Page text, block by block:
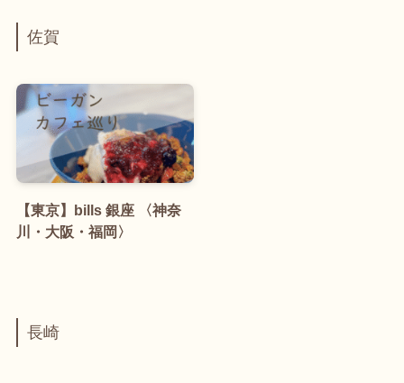
佐賀
【東京】bills 銀座 〈神奈
川・大阪・福岡〉
長崎